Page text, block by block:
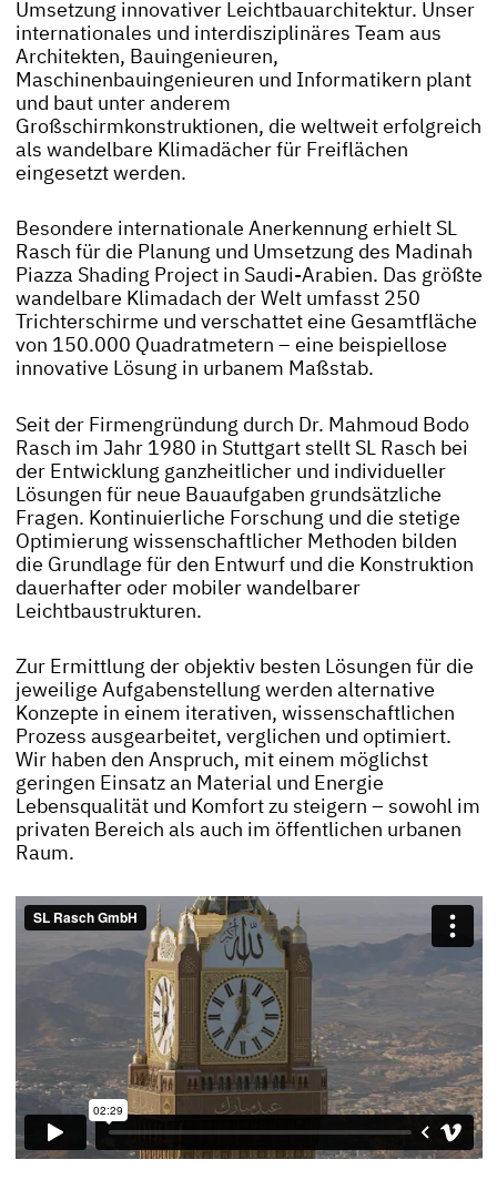
Umsetzung innovativer Leichtbauarchitektur. Unser
internationales und interdisziplinäres Team aus
Architekten, Bauingenieuren,
Maschinenbauingenieuren und Informatikern plant
und baut unter anderem
Großschirmkonstruktionen, die weltweit erfolgreich
als wandelbare Klimadächer für Freiflächen
eingesetzt werden.
Besondere internationale Anerkennung erhielt SL
Rasch für die Planung und Umsetzung des Madinah
Piazza Shading Project in Saudi-Arabien. Das größte
wandelbare Klimadach der Welt umfasst 250
Trichterschirme und verschattet eine Gesamtfläche
von 150.000 Quadratmetern – eine beispiellose
innovative Lösung in urbanem Maßstab.
Seit der Firmengründung durch Dr. Mahmoud Bodo
Rasch im Jahr 1980 in Stuttgart stellt SL Rasch bei
der Entwicklung ganzheitlicher und individueller
Lösungen für neue Bauaufgaben grundsätzliche
Fragen. Kontinuierliche Forschung und die stetige
Optimierung wissenschaftlicher Methoden bilden
die Grundlage für den Entwurf und die Konstruktion
dauerhafter oder mobiler wandelbarer
Leichtbaustrukturen.
Zur Ermittlung der objektiv besten Lösungen für die
jeweilige Aufgabenstellung werden alternative
Konzepte in einem iterativen, wissenschaftlichen
Prozess ausgearbeitet, verglichen und optimiert.
Wir haben den Anspruch, mit einem möglichst
geringen Einsatz an Material und Energie
Lebensqualität und Komfort zu steigern – sowohl im
privaten Bereich als auch im öffentlichen urbanen
Raum.